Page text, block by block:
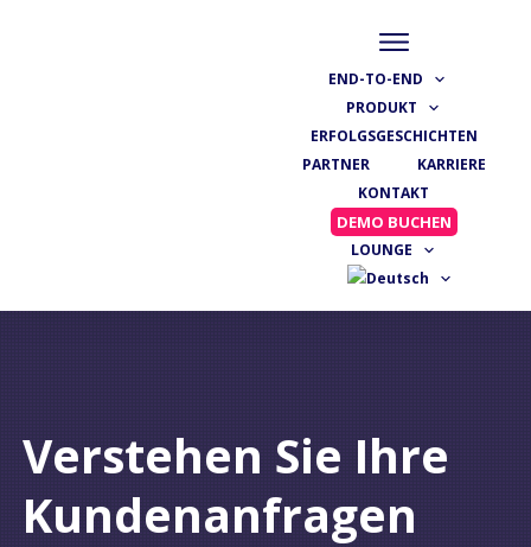
END-TO-END
PRODUKT
ERFOLGSGESCHICHTEN
PARTNER
KARRIERE
KONTAKT
DEMO BUCHEN
LOUNGE
Verstehen Sie Ihre
Kundenanfragen